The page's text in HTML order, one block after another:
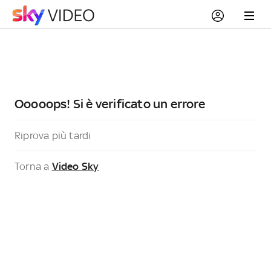
Ooooops! Si è verificato un errore
Riprova più tardi
Torna a Video Sky